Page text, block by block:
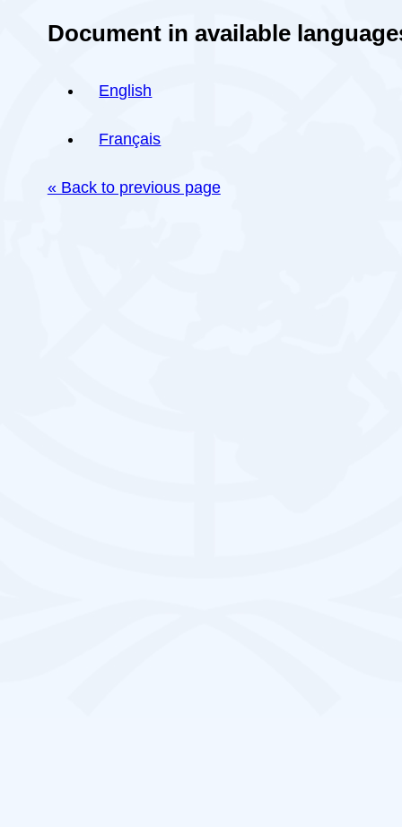
Document in available
English
Français
« Back to previous page